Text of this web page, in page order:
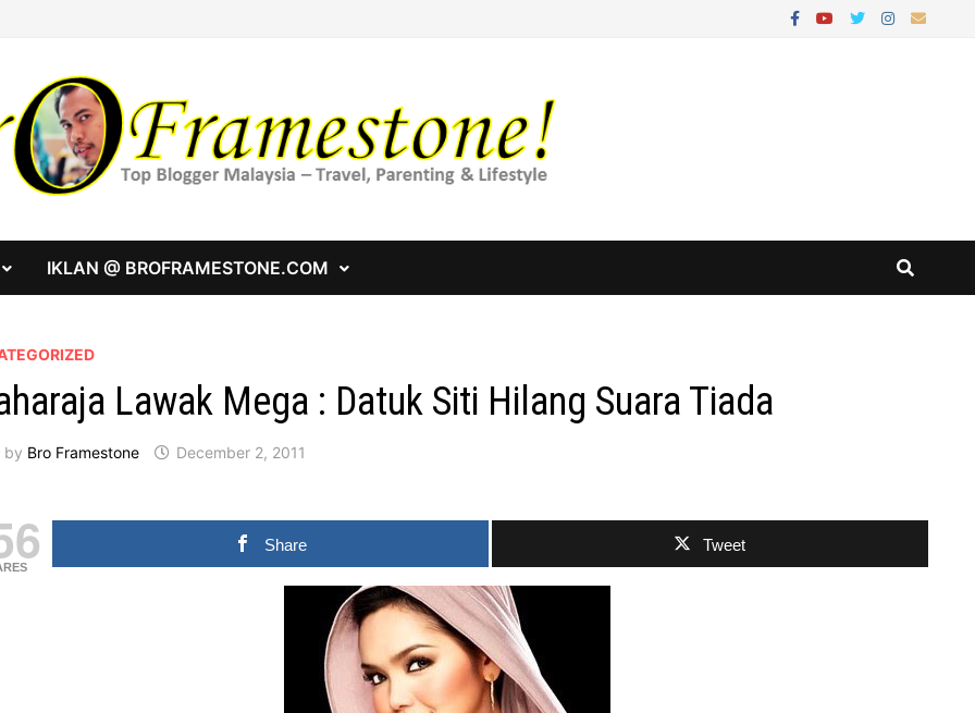
IKLAN @ BROFRAMESTONE.COM
Lawak Mega : Datuk Siti Hilang Suara Tiada
by Bro Framestone December 2, 2011
Share Tweet